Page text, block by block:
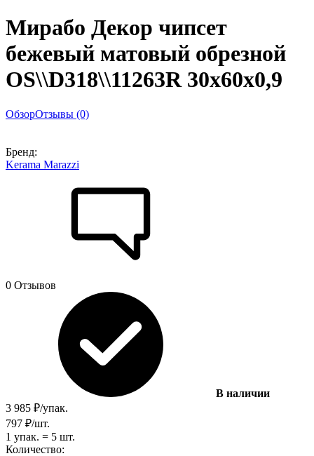
Мирабо Декор чипсет
бежевый матовый обрезной
OS\\D318\\11263R 30x60x0,9
ОбзорОтзывы (0)
Бренд:
Kerama Marazzi
0 Отзывов
В наличии
3 985 ₽/упак.
797 ₽/шт.
1 упак. = 5 шт.
Количество: